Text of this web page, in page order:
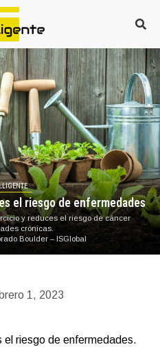
el riesgo de enfermedades
y reduces el riesgo de cáncer
crónicas.
Boulder – ISGlobal
1, 2023
el riesgo de enfermedades.